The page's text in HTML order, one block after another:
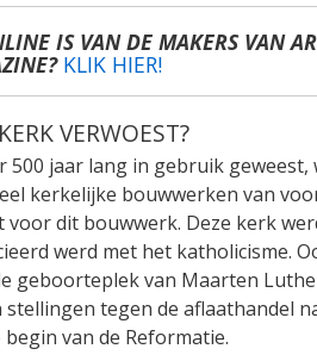
IS VAN DE MAKERS VAN
KLIK HIER!
VERWOEST?
500 jaar lang in gebruik
kerkelijke bouwwerken van
dit bouwwerk. Deze kerk
werd met het katholicisme.
geboorteplek van Maarten
stellingen tegen de aflaathandel
van de Reformatie.